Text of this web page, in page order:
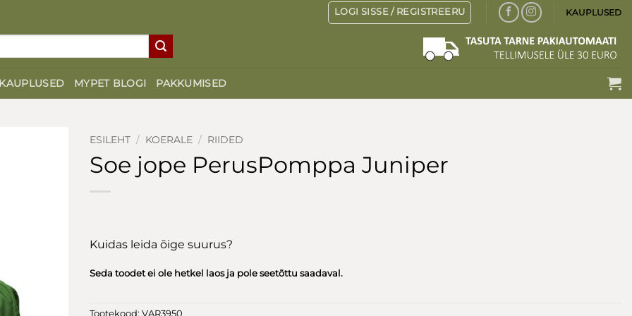
LOGI SISSE / REGISTREERU KAUPLUSED
KAUPLUSED MYPET BLOGI PAKKUMISED
ESILEHT / KOERALE / RIIDED
Soe jope PerusPomppa Juniper
Kuidas leida õige suurus?
Seda toodet ei ole hetkel laos ja pole seetõttu saadaval.
Tootekood: VAR3950